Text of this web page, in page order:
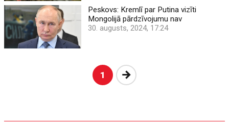
Peskovs: Kremlī par Putina vizīti
Mongolijā pārdzīvojumu nav
30. augusts, 2024, 17:24
1 Nākošā